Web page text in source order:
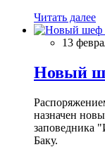
Читать далее
13
Новый
назначен
заповедника
Баку.